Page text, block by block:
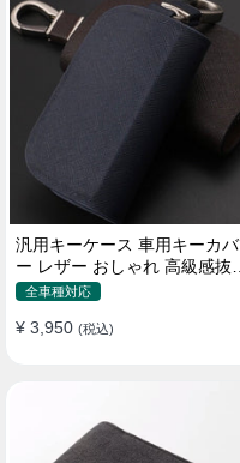
汎用キーケース 車用キーカバ
ー レザー おしゃれ 高級感抜群
ロゴオーダーメイド
全車種対応
¥ 3,950 (税込)